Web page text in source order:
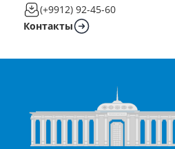
(+9912) 92-45-60
Контакты